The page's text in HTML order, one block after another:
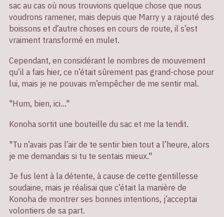
sac au cas où nous trouvions quelque chose que nous
voudrons ramener, mais depuis que Marry y a rajouté des
boissons et d’autre choses en cours de route, il s’est
vraiment transformé en mulet.
Cependant, en considérant le nombres de mouvement
qu’il a fais hier, ce n’était sûrement pas grand-chose pour
lui, mais je ne pouvais m’empêcher de me sentir mal.
"Hum, bien, ici…"
Konoha sortit une bouteille du sac et me la tendit.
"Tu n’avais pas l’air de te sentir bien tout a l’heure, alors
je me demandais si tu te sentais mieux."
Je fus lent à la détente, à cause de cette gentillesse
soudaine, mais je réalisai que c’était la manière de
Konoha de montrer ses bonnes intentions, j’acceptai
volontiers de sa part.